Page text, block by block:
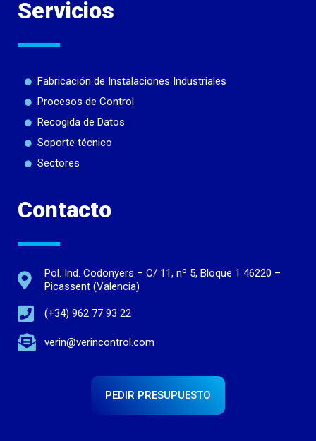
Servicios
Fabricación de Instalaciones Industriales
Procesos de Control
Recogida de Datos
Soporte técnico
Sectores
Contacto
Pol. Ind. Codonyers – C/ 11, nº 5, Bloque 1 46220 –
Picassent (Valencia)
(+34) 962 77 93 22
verin@verincontrol.com
PEDIR PRESUPUESTO